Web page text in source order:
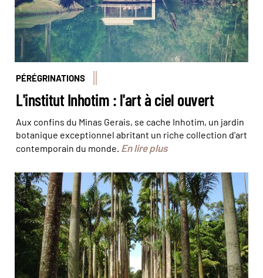
PÉRÉGRINATIONS
L'institut Inhotim : l'art à ciel ouvert
Aux confins du Minas Gerais, se cache Inhotim, un jardin
botanique exceptionnel abritant un riche collection d'art
contemporain du monde. En lire plus
Le Jardin botanique © Baby Travel Rio